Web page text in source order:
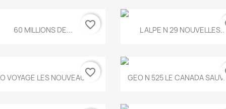
Aperçu rapide
60 MILLIONS DE... favorite_border Aperçu rapide
L ALPE N 29 NOUVELLES...
Aperçu rapide
VOYAGE LES NOUVEAUX...
favorite_border Aperçu rapide
GEO N 525 LE CANADA